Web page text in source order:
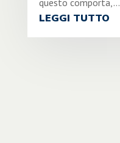
questo comporta,...
LEGGI TUTTO